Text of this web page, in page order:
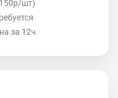
шт)
за 12ч